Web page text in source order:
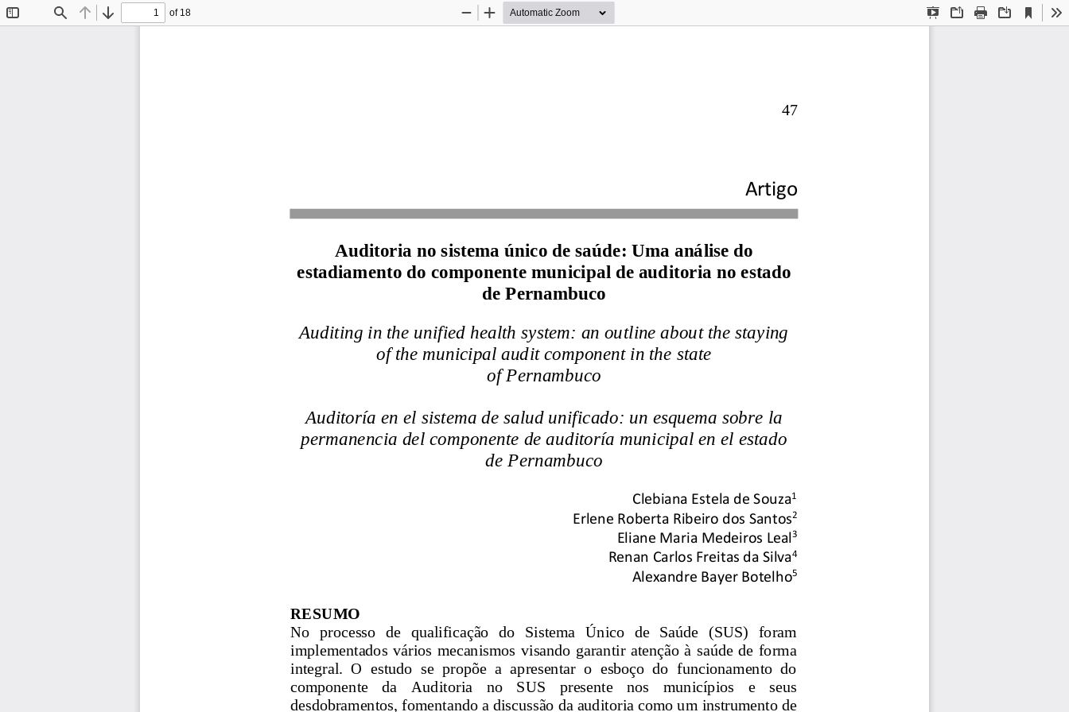
Find Previous
Next
of 18
Presentation
OpenPrint Download
Current
View
Zoom
Zoom
47
Artigo
Auditoria no sistema único de saúde: Uma análise do
estadiamento do componente municipal de auditoria no estado
de Pernambuco
Auditing in the unified health system: an outline about the staying
of the municipal audit component in the state
of Pernambuco
Auditoría en el sistema de salud unificado: un esquema sobre la
permanencia del componente de auditoría municipal en el estado
de Pernambuco
Clebiana Estela de Souza1
Erlene Roberta Ribeiro dos Santos2
Eliane Maria Medeiros Leal3
Renan Carlos Freitas da Silva4
Alexandre Bayer Botelho5
RESUMO
No   processo   de   qualificação   do   Sistema   Único   de   Saúde   (SUS)   foram
implementados  vários  mecanismos  visando  garantir  atenção  à  saúde  de  forma
integral.  O  estudo  se  propõe  a  apresentar  o  esboço  do  funcionamento  do
componente    da    Auditoria    no    SUS    presente    nos    municípios    e    seus
desdobramentos, fomentando a discussão da auditoria como um instrumento de